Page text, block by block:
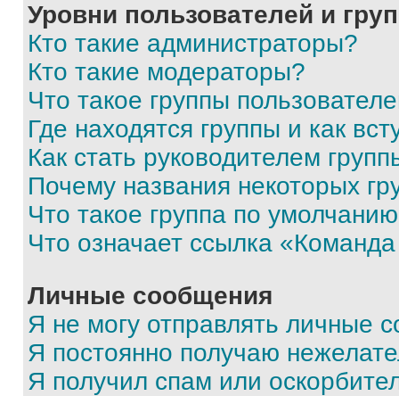
Уровни пользователей и
Кто такие администраторы?
Кто такие модераторы?
Что такое группы
Где находятся группы и как
Как стать руководителем
Почему названия некоторых
Что такое группа по
Что означает ссылка
Личные сообщения
Я не могу отправлять личные
Я постоянно получаю
Я получил спам или